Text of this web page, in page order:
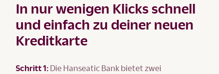
In nur wenigen Klicks schnell
und einfach zu deiner neuen
Kreditkarte
Schritt 1: Die Hanseatic Bank bietet zwei